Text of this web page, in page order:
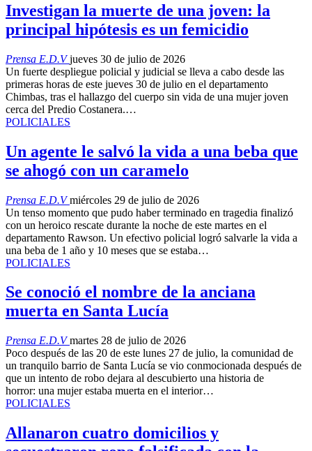
Investigan la muerte de una joven: la
principal hipótesis es un femicidio
Prensa E.D.Vjueves 30 de julio de 2026
Un fuerte despliegue policial y judicial se lleva a cabo desde las
primeras horas de este jueves 30 de julio en el departamento
Chimbas, tras el hallazgo del cuerpo sin vida de una mujer joven
cerca del Predio Costanera.…
POLICIALES
Un agente le salvó la vida a una beba que
se ahogó con un caramelo
Prensa E.D.Vmiércoles 29 de julio de 2026
Un tenso momento que pudo haber terminado en tragedia finalizó
con un heroico rescate durante la noche de este martes en el
departamento Rawson. Un efectivo policial logró salvarle la vida a
una beba de 1 año y 10 meses que se estaba…
POLICIALES
Se conoció el nombre de la anciana
muerta en Santa Lucía
Prensa E.D.Vmartes 28 de julio de 2026
Poco después de las 20 de este lunes 27 de julio, la comunidad de
un tranquilo barrio de Santa Lucía se vio conmocionada después de
que un intento de robo dejara al descubierto una historia de
horror: una mujer estaba muerta en el interior…
POLICIALES
Allanaron cuatro domicilios y